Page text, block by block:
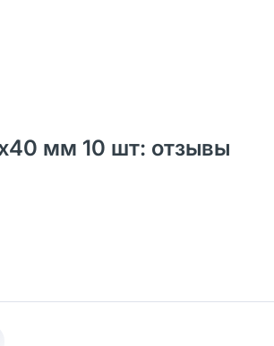
мм 10 шт: отзывы